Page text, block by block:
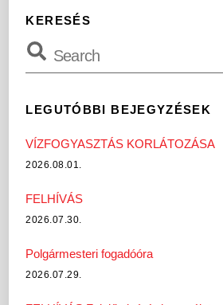
KERESÉS
LEGUTÓBBI BEJEGYZÉSEK
VÍZFOGYASZTÁS KORLÁTOZÁSA
2026.08.01.
FELHÍVÁS
2026.07.30.
Polgármesteri fogadóóra
2026.07.29.